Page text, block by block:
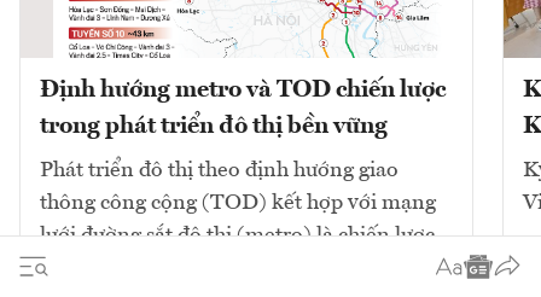
Định hướng metro và TOD chiến lược
trong phát triển đô thị bền vững
Phát triển đô thị theo định hướng giao
thông công cộng (TOD) kết hợp với mạng
lưới đường sắt đô thị (metro) là chiến lược
cốt lõi để giải quyết ùn tắc và tái cấu trúc